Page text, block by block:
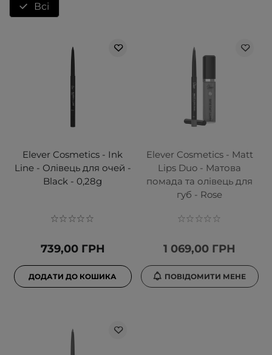
Всі
Elever Cosmetics - Ink
Line - Олівець для очей -
Black - 0,28g
739,00 ГРН
ДОДАТИ ДО КОШИКА
Elever Cosmetics - Matt
Lips Duo - Матова
помада та олівець для
губ - Rose
1 069,00 ГРН
ПОВІДОМИТИ МЕНЕ